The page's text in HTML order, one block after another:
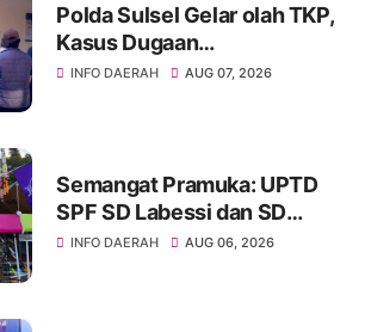
Polda Sulsel Gelar olah TKP,
Kasus Dugaan
Penganiayaan Rusman oleh
INFO DAERAH AUG 07, 2026
Semangat Pramuka: UPTD
SPF SD Labessi dan SD
Paccora Wakili Kecamatan
INFO DAERAH AUG 06, 2026